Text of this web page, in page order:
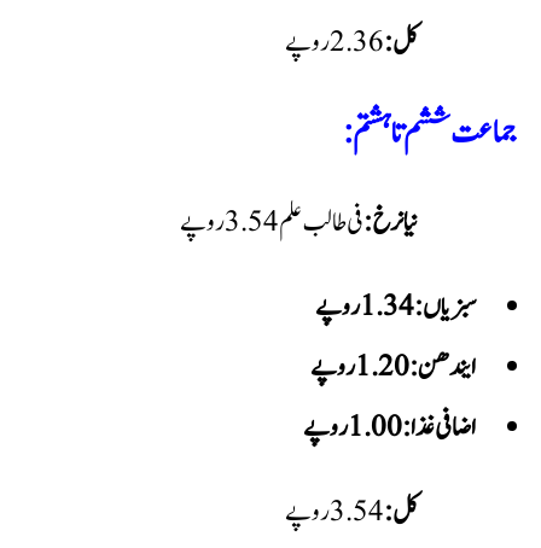
کل:
جماعت ششم تا ہشتم:
نیا نرخ:فی طالب علم 3.54 روپے
سبزیاں: 1.34 روپے
ایندھن: 1.20 روپے
اضافی غذا: 1.00 روپے
کل: